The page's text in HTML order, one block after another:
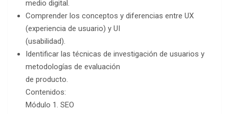
medio digital.
Comprender los conceptos y diferencias entre UX
(experiencia de usuario) y UI
(usabilidad).
Identificar las técnicas de investigación de usuarios y
metodologías de evaluación
de producto.
Contenidos:
Módulo 1. SEO